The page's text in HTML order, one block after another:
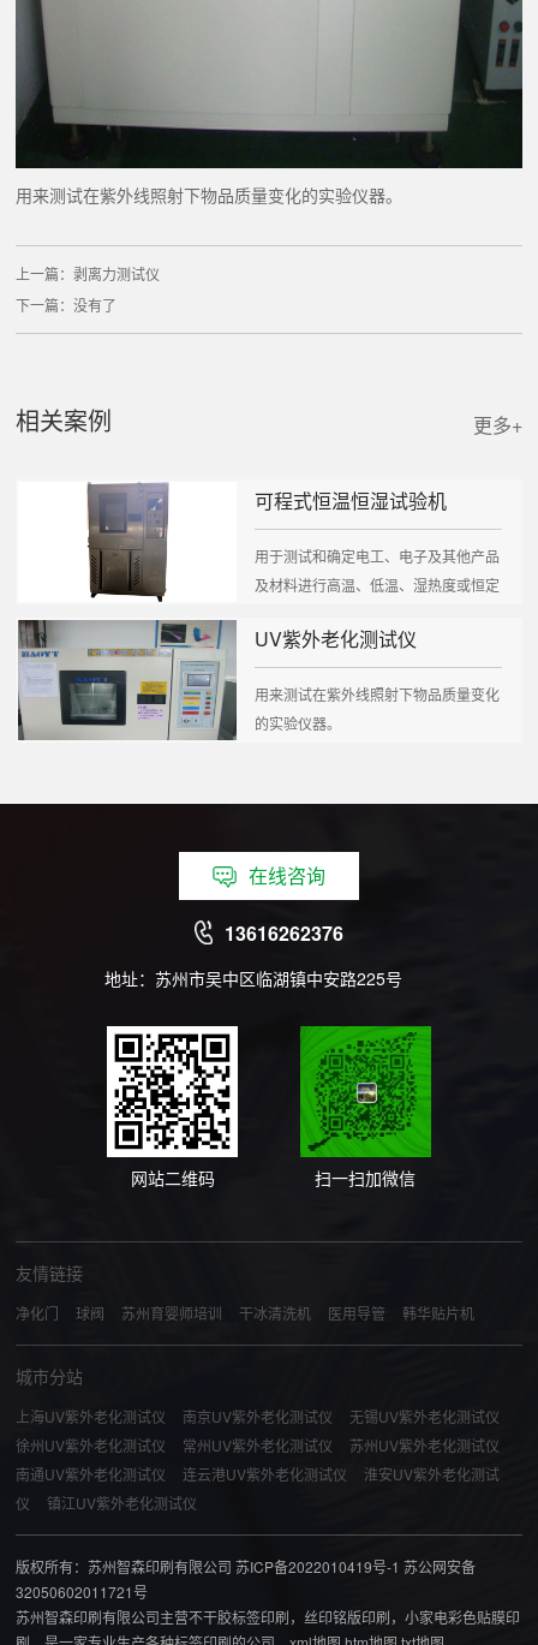
用来测试在紫外线照射下物品质量变化的实验仪器。
上一篇：剥离力测试仪
下一篇：没有了
相关案例 更多+
可程式恒温恒湿试验机
用于测试和确定电工、电子及其他产品
及材料进行高温、低温、湿热度或恒定
UV紫外老化测试仪
用来测试在紫外线照射下物品质量变化
的实验仪器。
在线咨询
13616262376
地址：苏州市吴中区临湖镇中安路225号
网站二维码 扫一扫加微信
友情链接
净化门 球阀 苏州育婴师培训 干冰清洗机 医用导管 韩华贴片机
城市分站
上海UV紫外老化测试仪 南京UV紫外老化测试仪
无锡UV紫外老化测试仪
徐州UV紫外老化测试仪
常州UV紫外老化测试仪
苏州UV紫外老化测试仪
南通UV紫外老化测试仪
连云港UV紫外老化测试仪
淮安UV紫外老化测试
仪
镇江UV紫外老化测试仪
版权所有：苏州智森印刷有限公司苏ICP备2022010419号-1 苏公网安备
32050602011721号
苏州智森印刷有限公司主营不干胶标签印刷， 丝印铭版印刷，小家电彩色贴膜印